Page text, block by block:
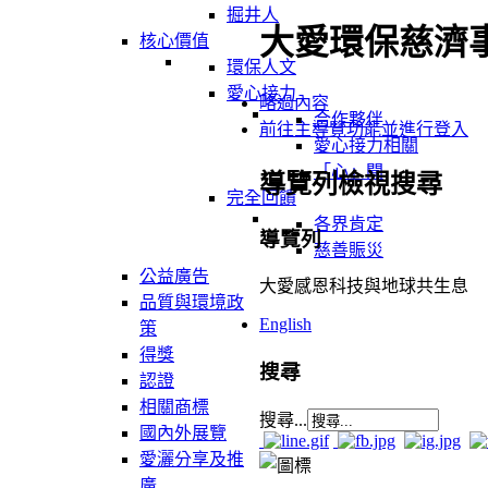
掘井人
核心價值
環保人文
愛心接力
合作夥伴
愛心接力相關
「心」聞
完全回饋
各界肯定
慈善賑災
公益廣告
品質與環境政
策
得獎
認證
相關商標
國內外展覽
愛灑分享及推
大愛環保慈濟
略過內容
前往主導覽功能並進行登入
導覽列檢視搜尋
導覽列
大愛感恩科技與地球共生息
English
搜尋
搜尋...